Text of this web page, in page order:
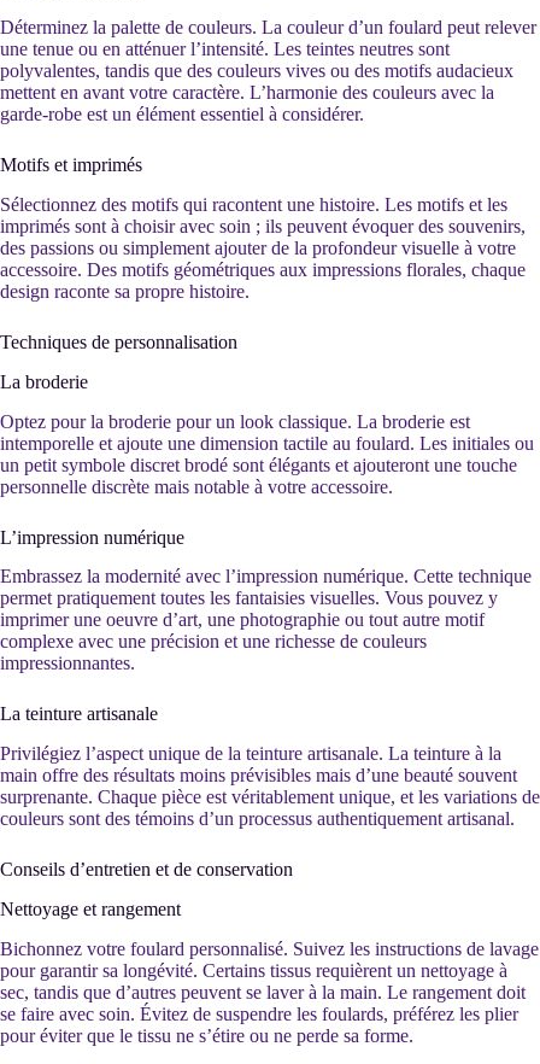
Déterminez la palette de couleurs. La couleur d’un foulard peut relever
une tenue ou en atténuer l’intensité. Les teintes neutres sont
polyvalentes, tandis que des couleurs vives ou des motifs audacieux
mettent en avant votre caractère. L’harmonie des couleurs avec la
garde-robe est un élément essentiel à considérer.
Motifs et imprimés
Sélectionnez des motifs qui racontent une histoire. Les motifs et les
imprimés sont à choisir avec soin ; ils peuvent évoquer des souvenirs,
des passions ou simplement ajouter de la profondeur visuelle à votre
accessoire. Des motifs géométriques aux impressions florales, chaque
design raconte sa propre histoire.
Techniques de personnalisation
La broderie
Optez pour la broderie pour un look classique. La broderie est
intemporelle et ajoute une dimension tactile au foulard. Les initiales ou
un petit symbole discret brodé sont élégants et ajouteront une touche
personnelle discrète mais notable à votre accessoire.
L’impression numérique
Embrassez la modernité avec l’impression numérique. Cette technique
permet pratiquement toutes les fantaisies visuelles. Vous pouvez y
imprimer une oeuvre d’art, une photographie ou tout autre motif
complexe avec une précision et une richesse de couleurs
impressionnantes.
La teinture artisanale
Privilégiez l’aspect unique de la teinture artisanale. La teinture à la
main offre des résultats moins prévisibles mais d’une beauté souvent
surprenante. Chaque pièce est véritablement unique, et les variations de
couleurs sont des témoins d’un processus authentiquement artisanal.
Conseils d’entretien et de conservation
Nettoyage et rangement
Bichonnez votre foulard personnalisé. Suivez les instructions de lavage
pour garantir sa longévité. Certains tissus requièrent un nettoyage à
sec, tandis que d’autres peuvent se laver à la main. Le rangement doit
se faire avec soin. Évitez de suspendre les foulards, préférez les plier
pour éviter que le tissu ne s’étire ou ne perde sa forme.